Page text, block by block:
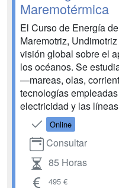
Maremotérmica
El Curso de Energía
Maremotriz,
visión global sobre el
los océanos. Se
—mareas, olas,
tecnologías
electricidad y las
Online
Consultar
85 Horas
495 €